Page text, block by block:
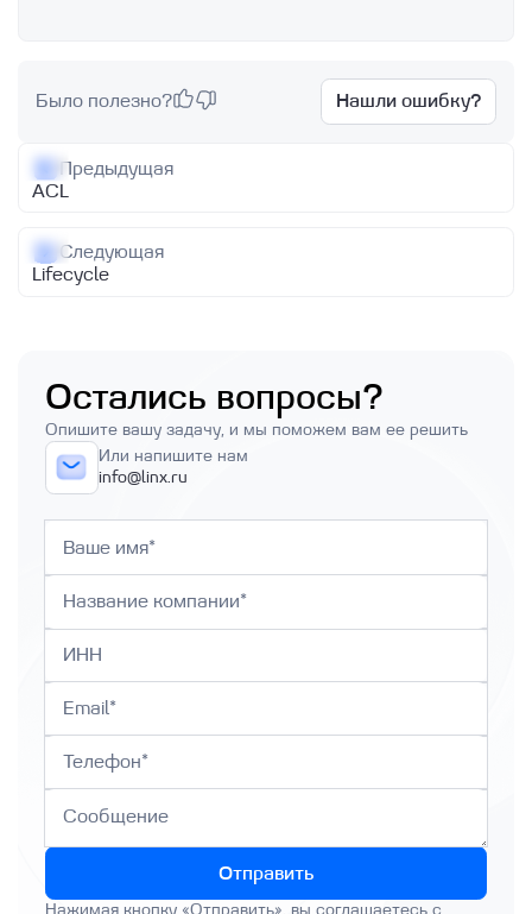
Было полезно? Нашли ошибку?
Предыдущая
ACL
Следующая
Lifecycle
Остались вопросы?
Опишите вашу задачу, и мы поможем вам ее решить
Или напишите нам
info@linx.ru
Отправить